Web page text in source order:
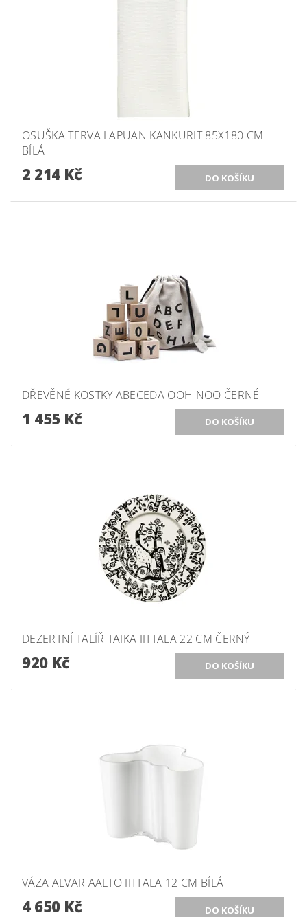
OSUŠKA TERVA LAPUAN KANKURIT 85X180 CM
BÍLÁ
2 214 Kč
DŘEVĚNÉ KOSTKY ABECEDA OOH NOO ČERNÉ
1 455 Kč
DEZERTNÍ TALÍŘ TAIKA IITTALA 22 CM ČERNÝ
920 Kč
VÁZA ALVAR AALTO IITTALA 12 CM BÍLÁ
4 650 Kč